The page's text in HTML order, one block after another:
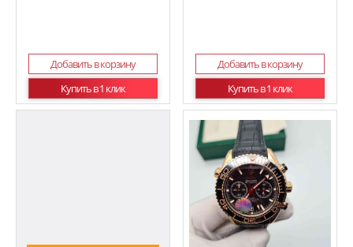
Добавить в корзину
Купить в 1 клик
Добавить в корзину
Купить в 1 клик